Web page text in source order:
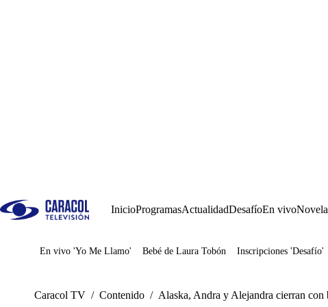
InicioProgramasActualidadDesafíoEn vivo
Juegos
En vivo 'Yo Me Llamo' Bebé de Laura Tobón Inscripciones 'Desafío'
Caracol TV / Contenido / Alaska, Andra y Alejandra cierran con